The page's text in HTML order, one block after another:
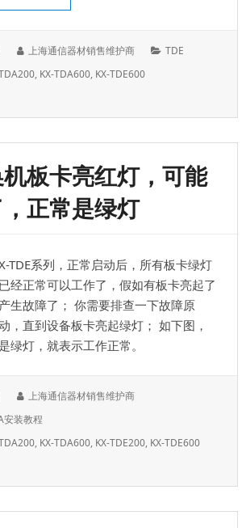
作
上海通信器材销售维护商
分
TDE
, KX-TDA600, KX-TDE600
板卡亮红灯，可能
正常是绿灯
TDE系列，正常启动后，所有板卡绿灯
经正常可以工作了，假如有板卡亮起了
生故障了； 你需要排查一下故障原
，直到设备板卡亮起绿灯； 如下图，
绿灯，就表示工作正常。
作
上海通信器材销售维护商
安装教程
, KX-TDA600, KX-TDE200, KX-TDE600